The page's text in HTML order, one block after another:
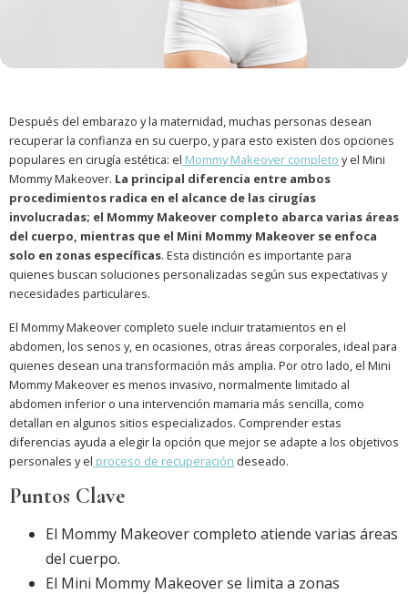
Después del embarazo y la maternidad, muchas personas desean
recuperar la confianza en su cuerpo, y para esto existen dos opciones
populares en cirugía estética: el Mommy Makeover completo y el Mini
Mommy Makeover. La principal diferencia entre ambos
procedimientos radica en el alcance de las cirugías
involucradas; el Mommy Makeover completo abarca varias áreas
del cuerpo, mientras que el Mini Mommy Makeover se enfoca
solo en zonas específicas. Esta distinción es importante para
quienes buscan soluciones personalizadas según sus expectativas y
necesidades particulares.
El Mommy Makeover completo suele incluir tratamientos en el
abdomen, los senos y, en ocasiones, otras áreas corporales, ideal para
quienes desean una transformación más amplia. Por otro lado, el Mini
Mommy Makeover es menos invasivo, normalmente limitado al
abdomen inferior o una intervención mamaria más sencilla, como
detallan en algunos sitios especializados. Comprender estas
diferencias ayuda a elegir la opción que mejor se adapte a los objetivos
personales y el proceso de recuperación deseado.
Puntos Clave
El Mommy Makeover completo atiende varias áreas
del cuerpo.
El Mini Mommy Makeover se limita a zonas